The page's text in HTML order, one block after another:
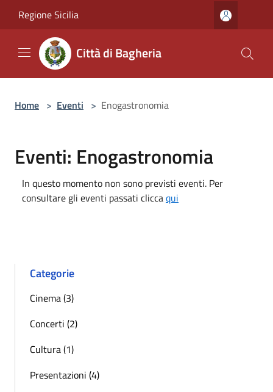
Regione Sicilia
Città di Bagheria
Home > Eventi > Enogastronomia
Eventi: Enogastronomia
In questo momento non sono previsti eventi. Per
consultare gli eventi passati cliccaqui
Categorie
Cinema (3)
Concerti (2)
Cultura (1)
Presentazioni (4)